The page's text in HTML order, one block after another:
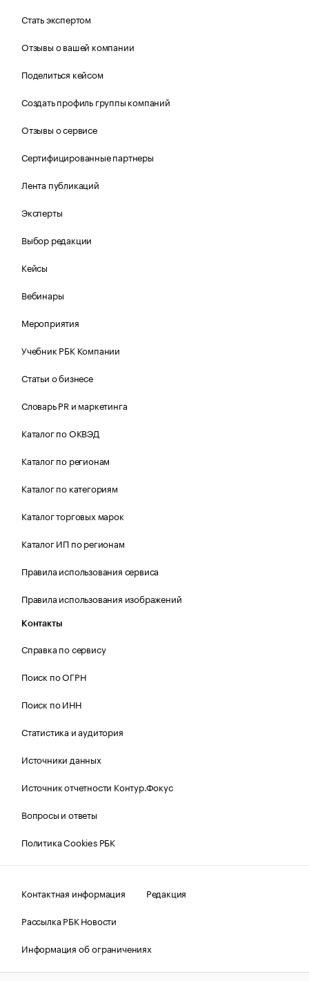
Стать экспертом
Отзывы о вашей компании
Поделиться кейсом
Создать профиль группы компаний
Отзывы о сервисе
Сертифицированные партнеры
Лента публикаций
Эксперты
Выбор редакции
Кейсы
Вебинары
Мероприятия
Учебник РБК Компании
Статьи о бизнесе
Словарь PR и маркетинга
Каталог по ОКВЭД
Каталог по регионам
Каталог по категориям
Каталог торговых марок
Каталог ИП по регионам
Правила использования сервиса
Правила использования изображений
Контакты
Справка по сервису
Поиск по ОГРН
Поиск по ИНН
Статистика и аудитория
Источники данных
Источник отчетности Контур.Фокус
Вопросы и ответы
Политика Cookies РБК
Контактная информация
Редакция
Рассылка РБК Новости
Информация об ограничениях
Правовая информация
О соблюдении авторских прав